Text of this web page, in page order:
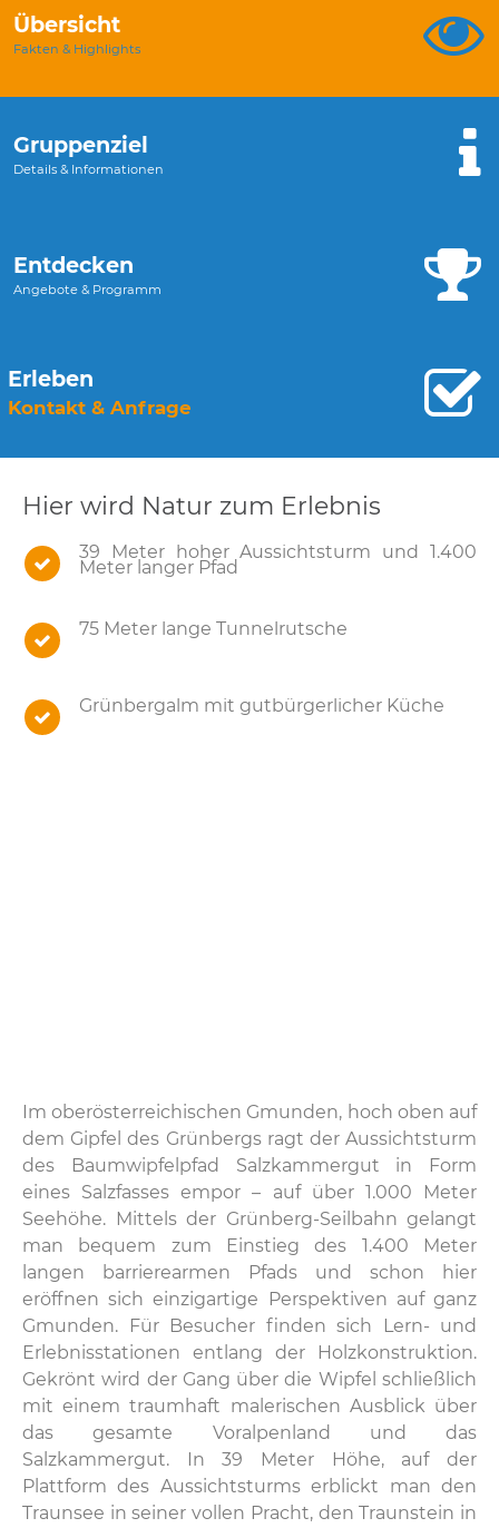
Übersicht
Fakten & Highlights
Gruppenziel
Details & Informationen
Entdecken
Angebote & Programm
Erleben
Kontakt & Anfrage
Hier wird Natur zum Erlebnis
39 Meter hoher Aussichtsturm und 1.400
Meter langer Pfad
75 Meter lange Tunnelrutsche
Grünbergalm mit gutbürgerlicher Küche
Im oberösterreichischen Gmunden, hoch oben auf
dem Gipfel des Grünbergs ragt der Aussichtsturm
des Baumwipfelpfad Salzkammergut in Form
eines Salzfasses empor – auf über 1.000 Meter
Seehöhe. Mittels der Grünberg-Seilbahn gelangt
man bequem zum Einstieg des 1.400 Meter
langen barrierearmen Pfads und schon hier
eröffnen sich einzigartige Perspektiven auf ganz
Gmunden. Für Besucher finden sich Lern- und
Erlebnisstationen entlang der Holzkonstruktion.
Gekrönt wird der Gang über die Wipfel schließlich
mit einem traumhaft malerischen Ausblick über
das gesamte Voralpenland und das
Salzkammergut. In 39 Meter Höhe, auf der
Plattform des Aussichtsturms erblickt man den
Traunsee in seiner vollen Pracht, den Traunstein in